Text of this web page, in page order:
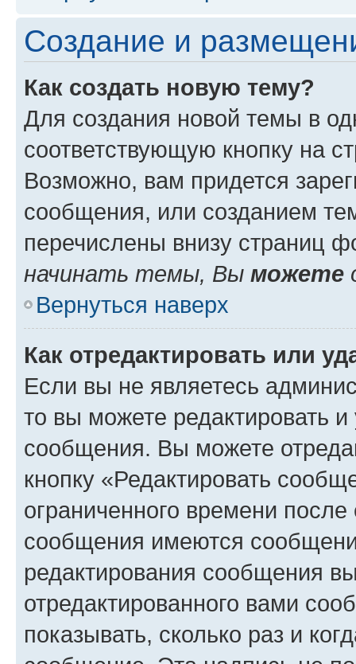
Создание и
Как создать новую тему?
Для создания новой темы в
соответствующую кнопку на
Возможно, вам придется
сообщения, или созданием
перечислены внизу страниц
начинать темы, Вы можете
Вернуться наверх
Как отредактировать или
Если вы не являетесь
то вы можете редактировать
сообщения. Вы можете
кнопку «Редактировать
ограниченного времени
сообщения имеются
редактирования сообщения
отредактированного вами
показывать, сколько раз и